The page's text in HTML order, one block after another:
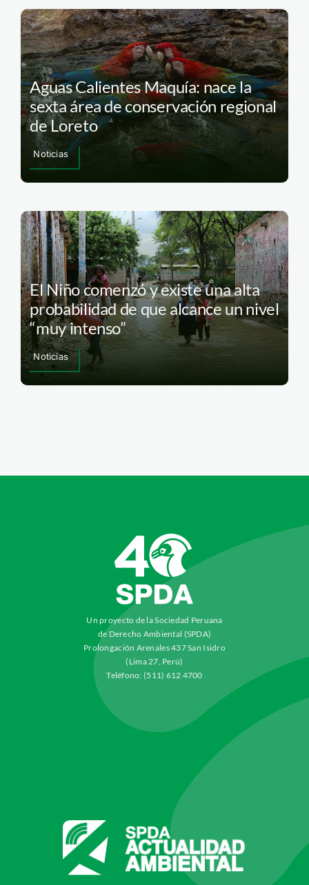
Aguas Calientes Maquía: nace la
sexta área de conservación regional
de Loreto
Noticias
El Niño comenzó y existe una alta
probabilidad de que alcance un nivel
“muy intenso”
Noticias
Un proyecto de la Sociedad Peruana
de Derecho Ambiental (SPDA)
Prolongación Arenales 437 San Isidro
(Lima 27, Perú)
Teléfono: (511) 612 4700